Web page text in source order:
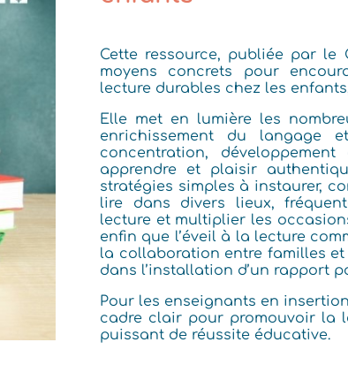
Cette ressource, publiée par le
moyens concrets pour
lecture durables chez les
Elle met en lumière les
enrichissement du langage
concentration,
apprendre et plaisir
stratégies simples à instaurer,
lire dans divers lieux,
lecture et multiplier les
enfin que l’éveil à la lecture
la collaboration entre familles
dans l’installation d’un rapport
Pour les enseignants en
cadre clair pour promouvoir la
puissant de réussite éducative.